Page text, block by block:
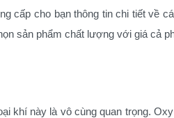
cấp cho bạn thông tin chi tiết về
sản phẩm chất lượng với giá cả
khí này là vô cùng quan trọng.